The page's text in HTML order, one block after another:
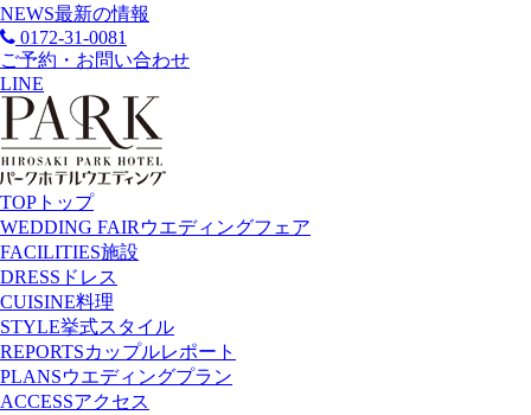
NEWS最新の情報
0172-31-0081
ご予約・お問い合わせ
LINE
TOP トップ
WEDDING FAIR ウエディングフェア
FACILITIES施設
DRESS ドレス
CUISINE料理
STYLE挙式スタイル
REPORTSカップルレポート
PLANSウエディングプラン
ACCESSアクセス